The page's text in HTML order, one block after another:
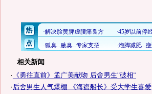
相关新闻
· 《勇往直前》孟广美献吻 后舍男生"破相"
· 后舍男生人气爆棚 《海盗船长》受大学生喜爱